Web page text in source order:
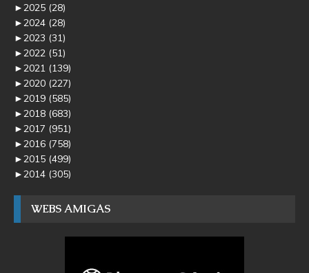
►2025 (28)
►2024 (28)
►2023 (31)
►2022 (51)
►2021 (139)
►2020 (227)
►2019 (585)
►2018 (683)
►2017 (951)
►2016 (758)
►2015 (499)
►2014 (305)
WEBS AMIGAS